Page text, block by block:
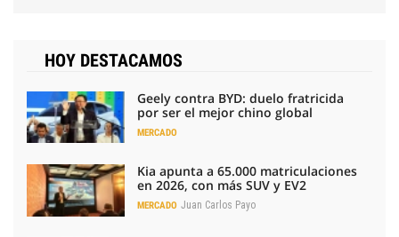
HOY DESTACAMOS
Geely contra BYD: duelo fratricida
por ser el mejor chino global
MERCADO
Kia apunta a 65.000 matriculaciones
en 2026, con más SUV y EV2
MERCADO Juan Carlos Payo